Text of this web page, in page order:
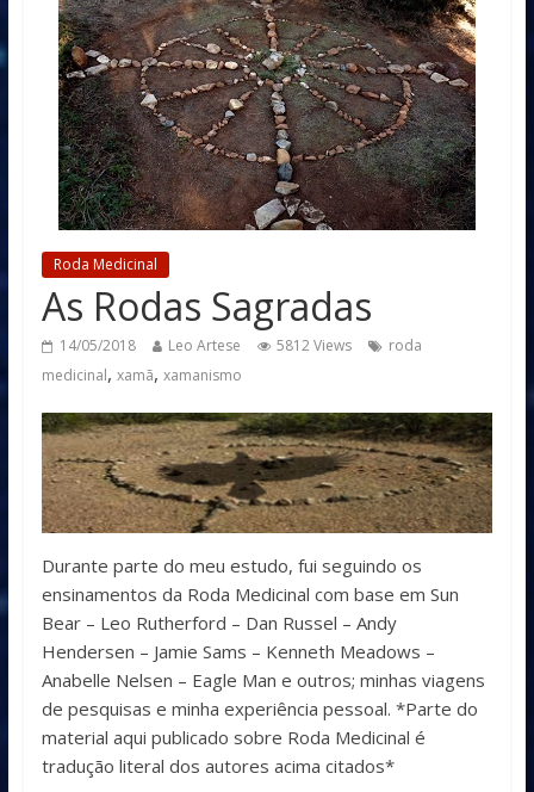
Roda Medicinal
As Rodas Sagradas
14/05/2018 Leo Artese 5812 Views
roda
medicinal, xamã, xamanismo
Durante parte do meu estudo, fui seguindo os
ensinamentos da Roda Medicinal com base em Sun
Bear – Leo Rutherford – Dan Russel – Andy
Hendersen – Jamie Sams – Kenneth Meadows –
Anabelle Nelsen – Eagle Man e outros; minhas viagens
de pesquisas e minha experiência pessoal. *Parte do
material aqui publicado sobre Roda Medicinal é
tradução literal dos autores acima citados*